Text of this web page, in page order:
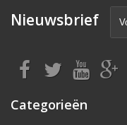
Nieuwsbrief
Categorieën